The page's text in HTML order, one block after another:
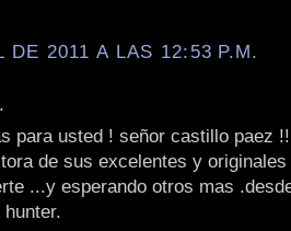
DE 2011 A LAS 12:53 P.M.
para usted ! señor castillo paez
de sus excelentes y
...y esperando otros mas